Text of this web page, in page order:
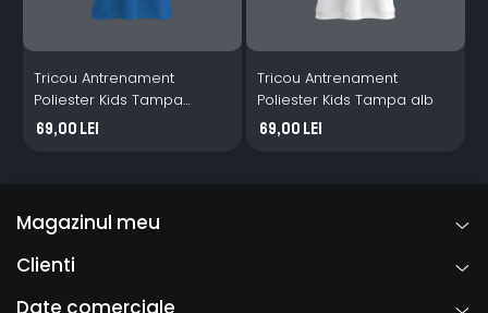
Tricou Antrenament
Poliester Kids Tampa
albastru
69,00 Lei
Tricou Antrenament
Poliester Kids Tampa alb
69,00 Lei
Magazinul meu
Clienti
Date comerciale